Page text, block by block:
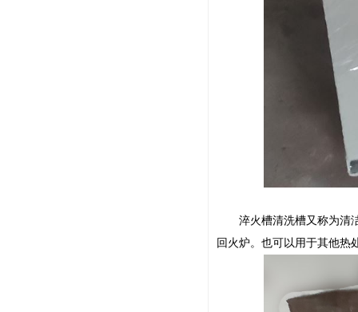
淬火槽清洗槽又称为清洁
回火炉。也可以用于其他热